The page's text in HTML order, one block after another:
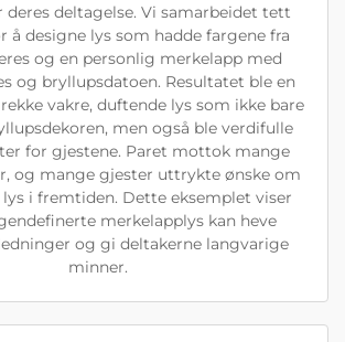
deres deltagelse. Vi samarbeidet tett
å designe lys som hadde fargene fra
og en personlig merkelapp med
og bryllupsdatoen. Resultatet ble en
vakre, duftende lys som ikke bare
men også ble verdifulle
for gjestene. Paret mottok mange
og mange gjester uttrykte ønske om
i fremtiden. Dette eksemplet viser
merkelapplys kan heve
og gi deltakerne langvarige
minner.